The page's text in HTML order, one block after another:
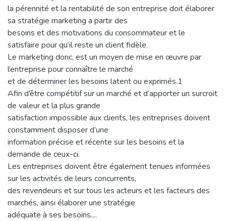
la pérennité et la rentabilité de son entreprise doit élaborer
sa stratégie marketing a partir des
besoins et des motivations du consommateur et le
satisfaire pour qu’il reste un client fidèle.
Le marketing donc, est un moyen de mise en œuvre par
l’entreprise pour connaître le marché
et de déterminer les besoins latent ou exprimés.1
Afin d’être compétitif sur un marché et d’apporter un surcroit
de valeur et la plus grande
satisfaction impossible aux clients, les entreprises doivent
constamment disposer d’une
information précise et récente sur les besoins et la
demande de ceux-ci.
Les entreprises doivent être également tenues informées
sur les activités de leurs concurrents,
des revendeurs et sur tous les acteurs et les facteurs des
marchés, ainsi élaborer une stratégie
adéquate à ses besoins....